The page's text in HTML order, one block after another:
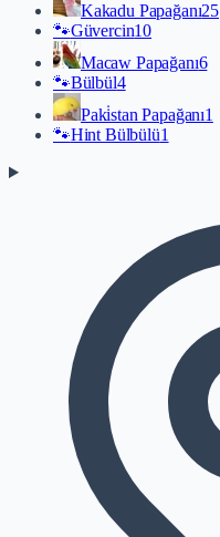
Kakadu Papağanı25
🐾Güvercin10
Macaw Papağanı6
🐾Bülbül4
Paki̇stan Papağanı1
🐾Hint Bülbülü1